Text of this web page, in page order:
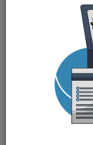
百度热搜新闻